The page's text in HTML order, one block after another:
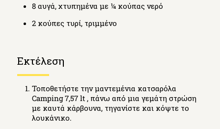
8 αυγά, χτυπημένα με ¼ κούπας νερό
2 κούπες τυρί, τριμμένο
Εκτέλεση
Τοποθετήστε την μαντεμένια κατσαρόλα
Camping 7,57 lt , πάνω από μια γεμάτη στρώση
με καυτά κάρβουνα, τηγανίστε και κόψτε το
λουκάνικο.